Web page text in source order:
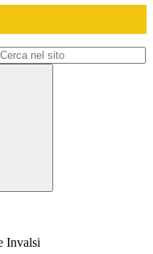
Invalsi